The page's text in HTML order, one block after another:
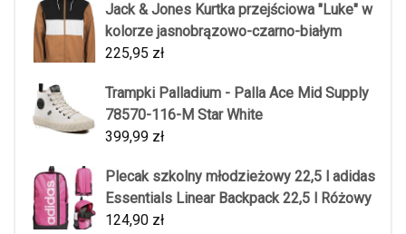
Jack & Jones Kurtka przejściowa "Luke" w
kolorze jasnobrązowo-czarno-białym
225,95 zł
Trampki Palladium - Palla Ace Mid Supply
78570-116-M Star White
399,99 zł
Plecak szkolny młodzieżowy 22,5 l adidas
Essentials Linear Backpack 22,5 l Różowy
124,90 zł